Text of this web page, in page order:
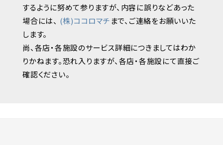
するように努めて参りますが、内容に誤りなどあった
場合には、 (株)ココロマチ まで、ご連絡をお願いいた
します。
尚、各店・各施設のサービス詳細につきましてはわか
りかねます。恐れ入りますが、各店・各施設にて直接ご
確認ください。